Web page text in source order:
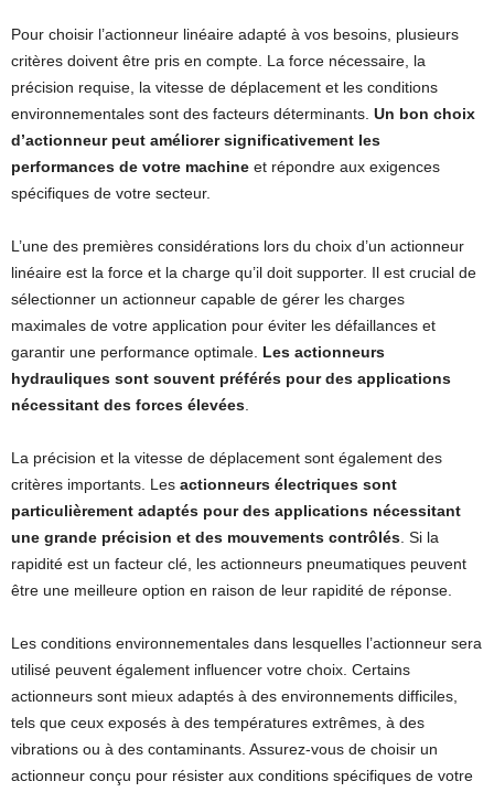
Pour choisir l’actionneur linéaire adapté à vos besoins, plusieurs
critères doivent être pris en compte. La force nécessaire, la
précision requise, la vitesse de déplacement et les conditions
environnementales sont des facteurs déterminants. Un bon choix
d’actionneur peut améliorer significativement les
performances de votre machine et répondre aux exigences
spécifiques de votre secteur.
L’une des premières considérations lors du choix d’un actionneur
linéaire est la force et la charge qu’il doit supporter. Il est crucial de
sélectionner un actionneur capable de gérer les charges
maximales de votre application pour éviter les défaillances et
garantir une performance optimale. Les actionneurs
hydrauliques sont souvent préférés pour des applications
nécessitant des forces élevées.
La précision et la vitesse de déplacement sont également des
critères importants. Les actionneurs électriques sont
particulièrement adaptés pour des applications nécessitant
une grande précision et des mouvements contrôlés. Si la
rapidité est un facteur clé, les actionneurs pneumatiques peuvent
être une meilleure option en raison de leur rapidité de réponse.
Les conditions environnementales dans lesquelles l’actionneur sera
utilisé peuvent également influencer votre choix. Certains
actionneurs sont mieux adaptés à des environnements difficiles,
tels que ceux exposés à des températures extrêmes, à des
vibrations ou à des contaminants. Assurez-vous de choisir un
actionneur conçu pour résister aux conditions spécifiques de votre